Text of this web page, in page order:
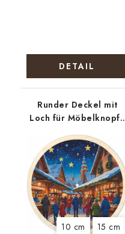
DETAIL
Runder Deckel mit
Loch für Möbelknopf -
10 cm 15 cm